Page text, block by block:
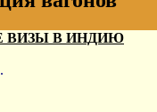
ВИЗЫ В ИНДИЮ